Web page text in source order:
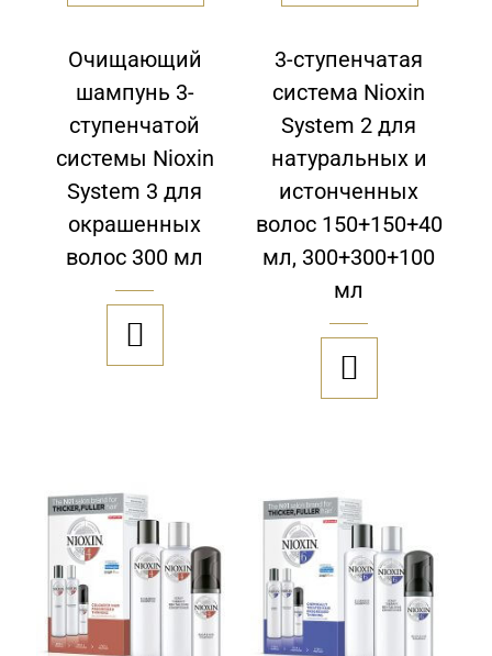
Очищающий
шампунь 3-
ступенчатой
системы Nioxin
System 3 для
окрашенных
волос 300 мл

3-ступенчатая
система Nioxin
System 2 для
натуральных и
истонченных
волос 150+150+40
мл, 300+300+100
мл
